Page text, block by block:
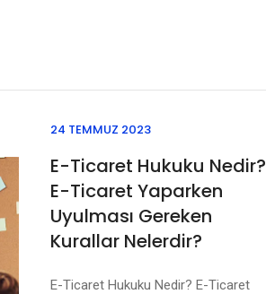
24 TEMMUZ 2023
E-Ticaret Hukuku Nedir?
E-Ticaret Yaparken
Uyulması Gereken
Kurallar Nelerdir?
E-Ticaret Hukuku Nedir? E-Ticaret